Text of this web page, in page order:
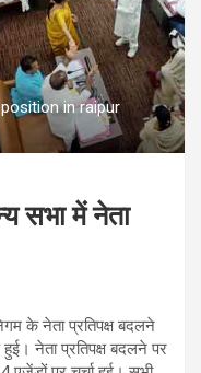
in raipur
सभा में नेता
के नेता प्रतिपक्ष बदलने
नेता प्रतिपक्ष बदलने पर